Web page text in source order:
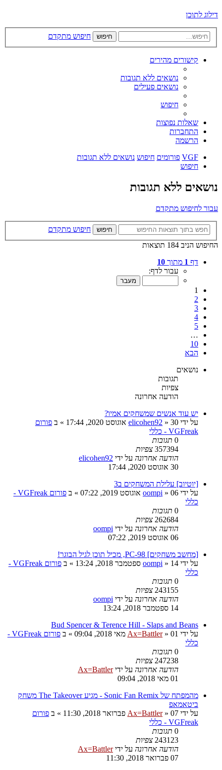
דילוג לתוכן
חיפוש חיפוש מתקדם
קישורים מהירים
נושאים ללא תגובות
נושאים פעילים
חיפוש
שאלות נפוצות
התחברות
הרשמה
VGF פורומים חיפוש נושאים ללא תגובות
חיפוש
נושאים ללא תגובות
עבור לחיפוש מתקדם
חיפוש
חיפוש מתקדם
החיפוש הניב 184 תוצאות
דף 1 מתוך 10
עבור לדף:
1
2
3
4
5
…
10
הבא
נושאים
תגובות
צפיות
הודעה אחרונה
יש עוד אנשים שמשחקים אמיו?
על ידי
elicohen92 » 30 אוגוסט 2020, 17:44 » ב פורום
VGFreak - כללי
0 תגובות
357394 צפיות
הודעה אחרונה על ידי elicohen92
30 אוגוסט 2020, 17:44
[יוטיוב] עלילת המשחקים ב3
על ידי
oompi » 06 אוגוסט 2019, 07:22 » ב
פורום VGFreak -
כללי
0 תגובות
262684 צפיות
הודעה אחרונה על ידי oompi
06 אוגוסט 2019, 07:22
[מחשב משחקים] PC-98, מכיל תוכן לגיל הבוגר!
על ידי
oompi » 14 ספטמבר 2018, 13:24 » ב
פורום VGFreak -
כללי
0 תגובות
243155 צפיות
הודעה אחרונה על ידי oompi
14 ספטמבר 2018, 13:24
Bud Spencer & Terence Hill - Slaps and Beans
על ידי
Ax=Battler» 01 מאי 2018, 09:04 » ב
פורום VGFreak -
כללי
0 תגובות
247238 צפיות
הודעה אחרונה על ידיAx=Battler
01 מאי 2018, 09:04
מהמפתח של Sonic Fan Remix - מגיע The Takeover משחק
ביטאמאפ
על ידי
Ax=Battler» 07 פברואר 2018, 11:30 » ב פורום
VGFreak - כללי
0 תגובות
243123 צפיות
הודעה אחרונה על ידיAx=Battler
07 פברואר 2018, 11:30